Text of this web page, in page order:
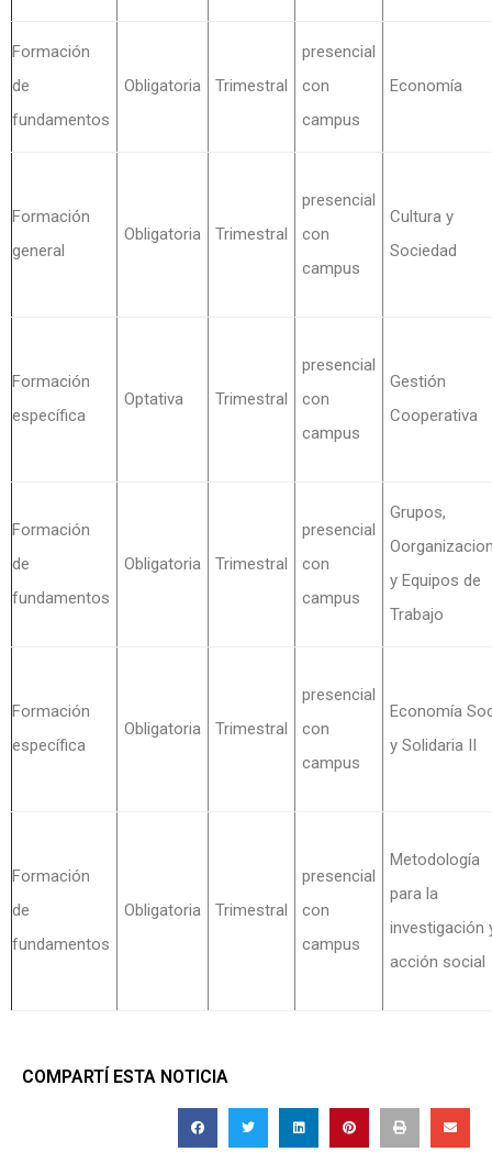
Formación
de
fundamentos
Obligatoria Trimestral
presencial
con
campus
Economía
Formación
general
Obligatoria Trimestral
presencial
con
campus
Cultura y
Sociedad
Formación
específica
Optativa Trimestral
presencial
con
campus
Gestión
Cooperativa
Formación
de
fundamentos
Obligatoria Trimestral
presencial
con
campus
Grupos,
y Equipos de
Trabajo
Formación
específica
Obligatoria Trimestral
presencial
con
campus
Economía
y Solidaria II
Formación
de
fundamentos
Obligatoria Trimestral
presencial
con
campus
Metodología
para la
investigación
acción social
COMPARTÍ ESTA NOTICIA